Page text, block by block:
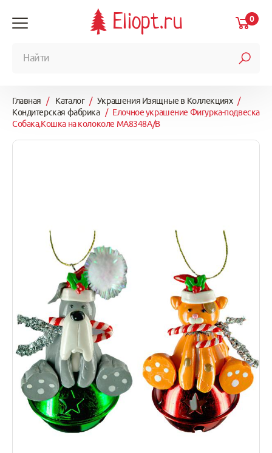
Eliopt.ru 0
Главная / Каталог / Украшения Изящные в Коллекциях /
Кондитерская фабрика / Елочное украшение Фигурка-подвеска
Собака,Кошка на колоколе MA8348A/B